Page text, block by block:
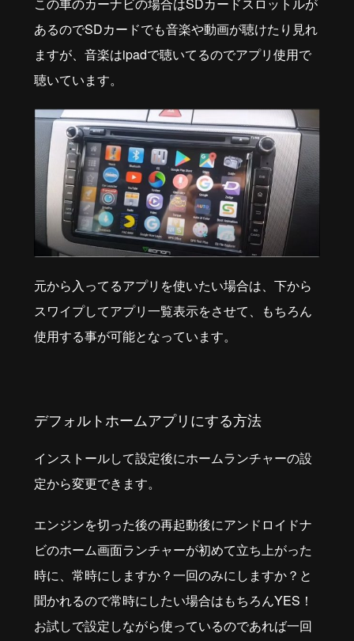
あるのでSDカードでも音楽や動画が聴けたり見れ
ますが、音楽はipadで聴いてるのでアプリ使用で
聴いています。
元から入ってるアプリを使いたい場合は、下から
スワイプしてアプリ一覧表示をさせて、もちろん
使用する事が可能となっています。
デフォルトホームアプリにする方法
インストールして設定後にホームランチャーの設
定から変更できます。
エンジンを切った後の再起動後にアンドロイドナ
ビのホーム画面ランチャーが初めて立ち上がった
時に、常時にしますか？一回のみにしますか？と
聞かれるので常時にしたい場合はもちろんYES！
お試しで設定しながら使っているのであれば一回